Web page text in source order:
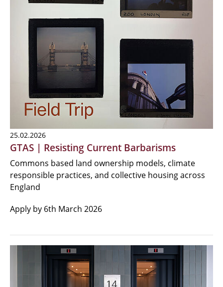
25.02.2026
GTAS | Resisting Current Barbarisms
Commons based land ownership models, climate
responsible practices, and collective housing across
England
Apply by 6th March 2026